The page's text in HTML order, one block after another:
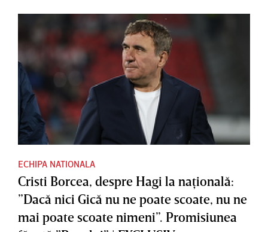
ECHIPA NATIONALA
Cristi Borcea, despre Hagi la naţională:
”Dacă nici Gică nu ne poate scoate, nu ne
mai poate scoate nimeni”. Promisiunea